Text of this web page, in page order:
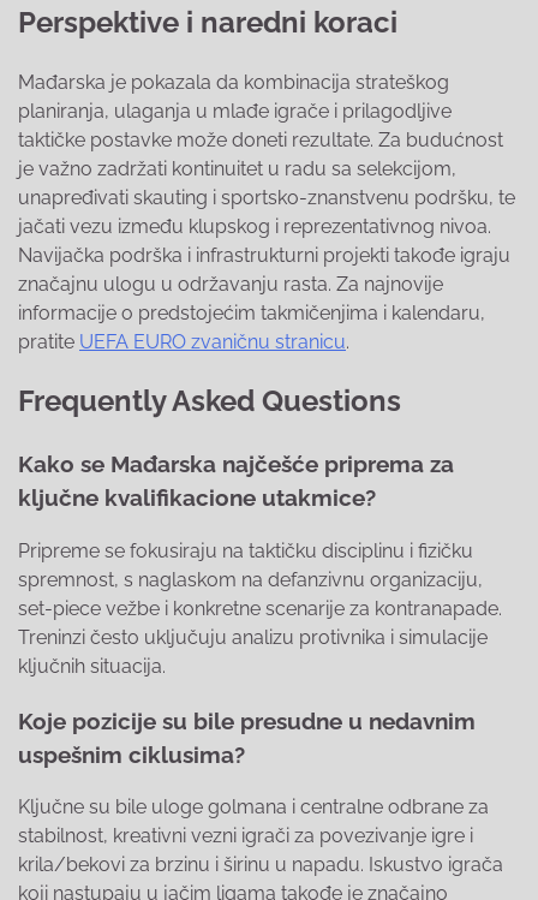
Perspektive i naredni koraci
Mađarska je pokazala da kombinacija strateškog
planiranja, ulaganja u mlađe igrače i prilagodljive
taktičke postavke može doneti rezultate. Za budućnost
je važno zadržati kontinuitet u radu sa selekcijom,
unapređivati skauting i sportsko-znanstvenu podršku, te
jačati vezu između klupskog i reprezentativnog nivoa.
Navijačka podrška i infrastrukturni projekti takođe igraju
značajnu ulogu u održavanju rasta. Za najnovije
informacije o predstojećim takmičenjima i kalendaru,
pratite UEFA EURO zvaničnu stranicu.
Frequently Asked Questions
Kako se Mađarska najčešće priprema za
ključne kvalifikacione utakmice?
Pripreme se fokusiraju na taktičku disciplinu i fizičku
spremnost, s naglaskom na defanzivnu organizaciju,
set-piece vežbe i konkretne scenarije za kontranapade.
Treninzi često uključuju analizu protivnika i simulacije
ključnih situacija.
Koje pozicije su bile presudne u nedavnim
uspešnim ciklusima?
Ključne su bile uloge golmana i centralne odbrane za
stabilnost, kreativni vezni igrači za povezivanje igre i
krila/bekovi za brzinu i širinu u napadu. Iskustvo igrača
koji nastupaju u jačim ligama takođe je značajno